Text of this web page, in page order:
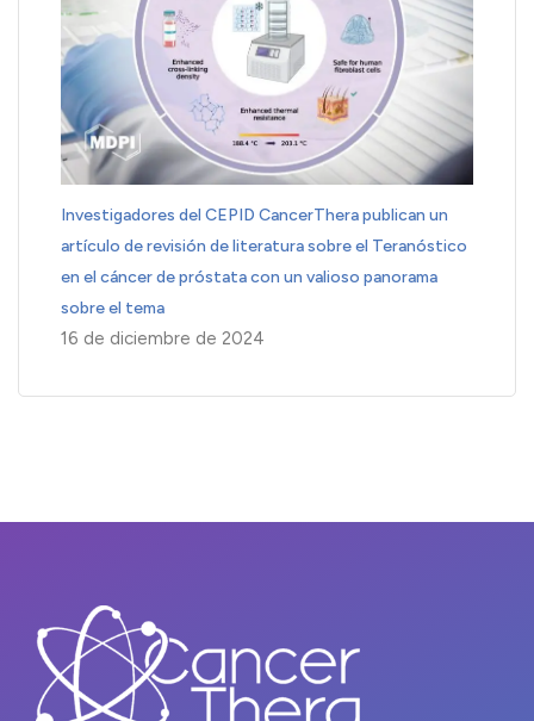
Investigadores del CEPID CancerThera publican un
artículo de revisión de literatura sobre el Teranóstico
en el cáncer de próstata con un valioso panorama
sobre el tema
16 de diciembre de 2024